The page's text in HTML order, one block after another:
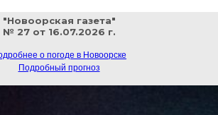
"Новоорская газета"
№ 27 от 16.07.2026 г.
о погоде в Новоорске
Подробный прогноз